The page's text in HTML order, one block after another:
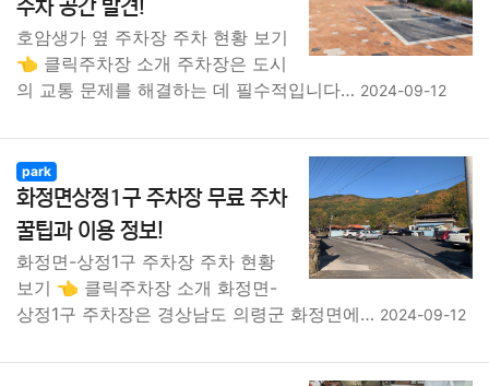
주차 공간 발견!
호암생가 옆 주차장 주차 현황 보기
👈 클릭주차장 소개 주차장은 도시
의 교통 문제를 해결하는 데 필수적입니다… 2024-09-12
park
화정면상정1구 주차장 무료 주차
꿀팁과 이용 정보!
화정면-상정1구 주차장 주차 현황
보기 👈 클릭주차장 소개 화정면-
상정1구 주차장은 경상남도 의령군 화정면에… 2024-09-12